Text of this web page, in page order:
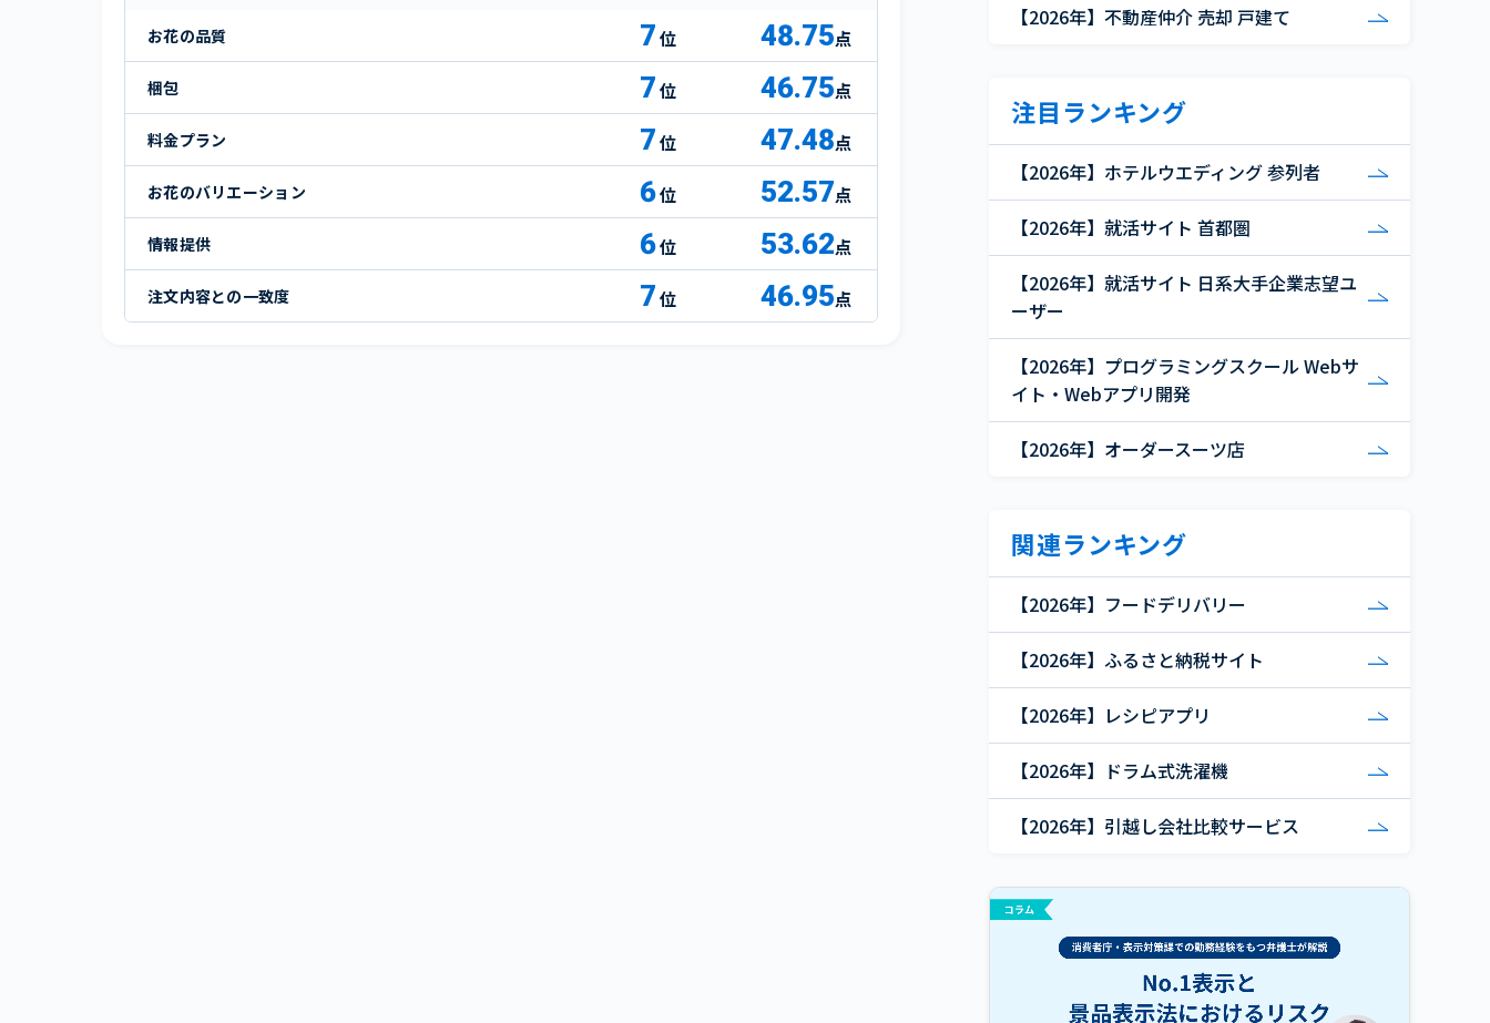
お花の品質 7 48.75点
梱包 7 46.75点
料金プラン 7 47.48点
お花のバリエーション 6 52.57点
情報提供 6 53.62点
注文内容との一致度 7 46.95点
【2026年】不動産仲介 売却 戸建て
注目ランキング
【2026年】ホテルウエディング 参列者
【2026年】就活サイト 首都圏
【2026年】就活サイト 日系大手企業志望ユ
ーザー
【2026年】プログラミングスクール Webサ
イト・Webアプリ開発
【2026年】オーダースーツ店
関連ランキング
【2026年】フードデリバリー
【2026年】ふるさと納税サイト
【2026年】レシピアプリ
【2026年】ドラム式洗濯機
【2026年】引越し会社比較サービス